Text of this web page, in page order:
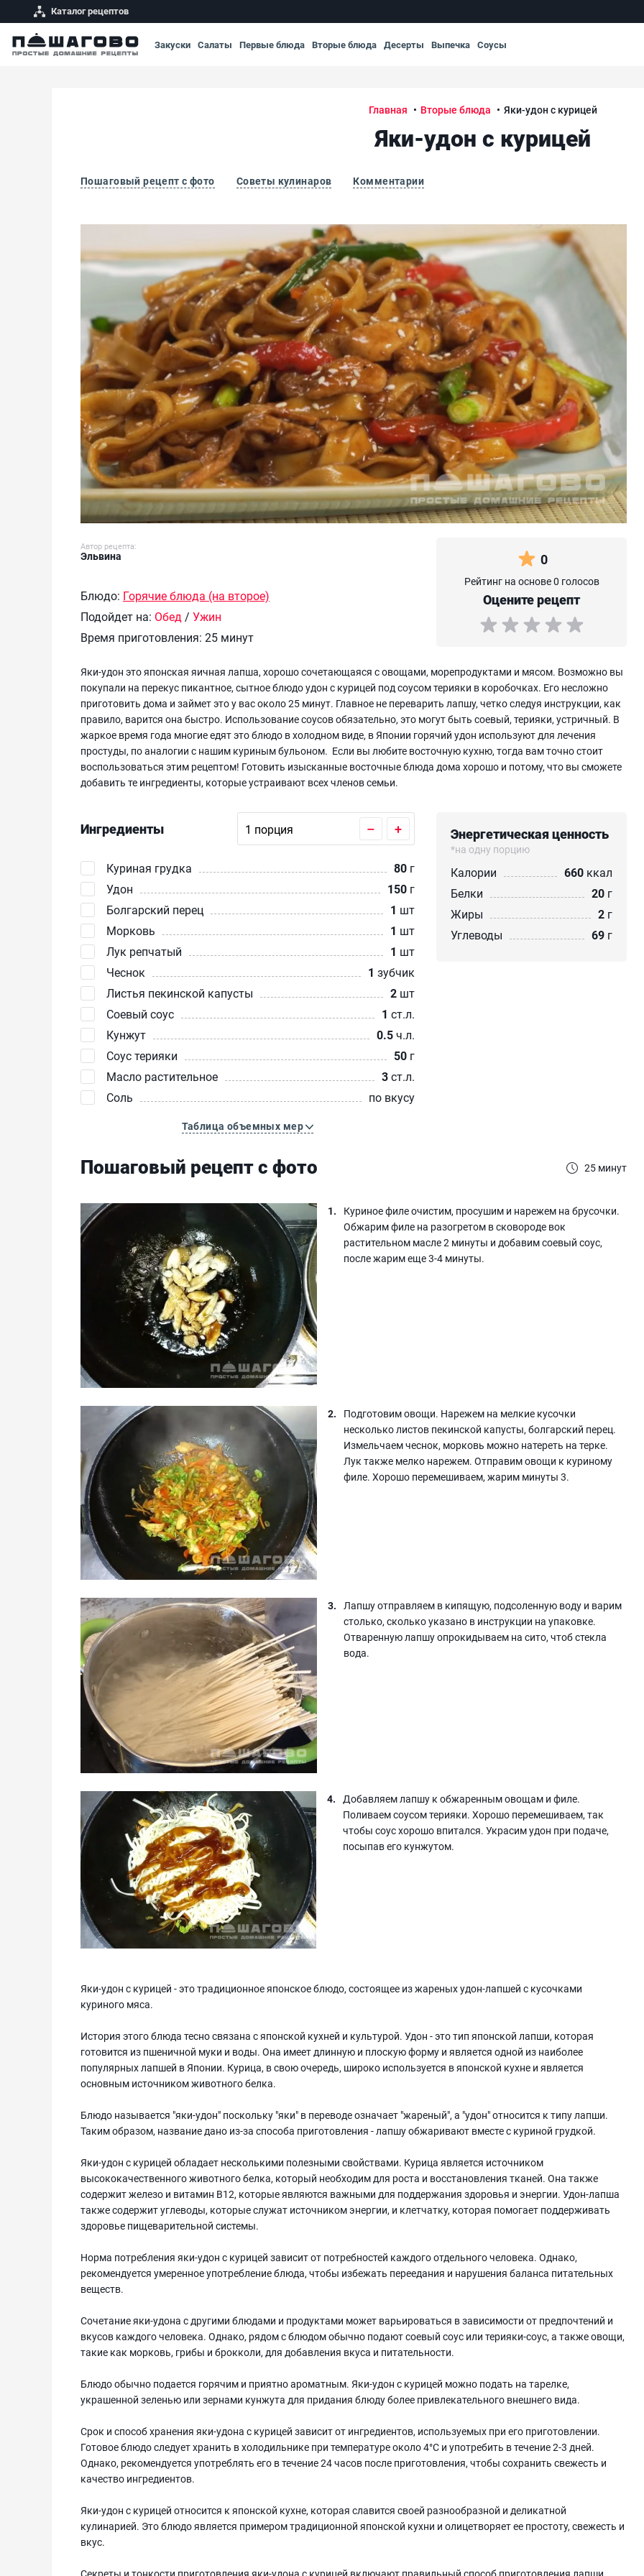
Каталог рецептов
Закуски Салаты Первые блюда Вторые блюда Десерты Выпечка Соусы
Главная Вторые блюда Яки-удон с курицей
Яки-удон с курицей
Пошаговый рецепт с фото Советы кулинаров Комментарии
Автор рецепта:
Эльвина
Блюдо: Горячие блюда (на второе)
Подойдет на: Обед / Ужин
Время приготовления: 25 минут
0
Рейтинг на основе 0 голосов
Оцените рецепт
Яки-удон это японская яичная лапша, хорошо сочетающаяся с овощами, морепродуктами и мясом. Возможно вы
покупали на перекус пикантное, сытное блюдо удон с курицей под соусом терияки в коробочках. Его несложно
приготовить дома и займет это у вас около 25 минут. Главное не переварить лапшу, четко следуя инструкции, как
правило, варится она быстро. Использование соусов обязательно, это могут быть соевый, терияки, устричный. В
жаркое время года многие едят это блюдо в холодном виде, в Японии горячий удон используют для лечения
простуды, по аналогии с нашим куриным бульоном. Если вы любите восточную кухню, тогда вам точно стоит
воспользоваться этим рецептом! Готовить изысканные восточные блюда дома хорошо и потому, что вы сможете
добавить те ингредиенты, которые устраивают всех членов семьи.
Ингредиенты – +
Куриная грудка 80 г
Удон
150 г
Болгарский перец
1 шт
Морковь
1 шт
Лук репчатый
1 шт
Чеснок
1 зубчик
Листья пекинской капусты
2 шт
Соевый соус
1 ст.л.
Кунжут
0.5ч.л.
Соус терияки
50 г
Масло растительное
3ст.л.
Соль
по вкусу
Таблица объемных мер
Энергетическая ценность
*на одну порцию
Калории 660 ккал
Белки
20 г
Жиры
2 г
Углеводы
69 г
Пошаговый рецепт с фото 25 минут
Куриное филе очистим, просушим и нарежем на брусочки.
Обжарим филе на разогретом в сковороде вок
растительном масле 2 минуты и добавим соевый соус,
после жарим еще 3-4 минуты.
Подготовим овощи. Нарежем на мелкие кусочки
несколько листов пекинской капусты, болгарский перец.
Измельчаем чеснок, морковь можно натереть на терке.
Лук также мелко нарежем. Отправим овощи к куриному
филе. Хорошо перемешиваем, жарим минуты 3.
Лапшу отправляем в кипящую, подсоленную воду и варим
столько, сколько указано в инструкции на упаковке.
Отваренную лапшу опрокидываем на сито, чтоб стекла
вода.
Добавляем лапшу к обжаренным овощам и филе.
Поливаем соусом терияки. Хорошо перемешиваем, так
чтобы соус хорошо впитался. Украсим удон при подаче,
посыпав его кунжутом.
Яки-удон с курицей - это традиционное японское блюдо, состоящее из жареных удон-лапшей с кусочками
куриного мяса.
История этого блюда тесно связана с японской кухней и культурой. Удон - это тип японской лапши, которая
готовится из пшеничной муки и воды. Она имеет длинную и плоскую форму и является одной из наиболее
популярных лапшей в Японии. Курица, в свою очередь, широко используется в японской кухне и является
основным источником животного белка.
Блюдо называется "яки-удон" поскольку "яки" в переводе означает "жареный", а "удон" относится к типу лапши.
Таким образом, название дано из-за способа приготовления - лапшу обжаривают вместе с куриной грудкой.
Яки-удон с курицей обладает несколькими полезными свойствами. Курица является источником
высококачественного животного белка, который необходим для роста и восстановления тканей. Она также
содержит железо и витамин В12, которые являются важными для поддержания здоровья и энергии. Удон-лапша
также содержит углеводы, которые служат источником энергии, и клетчатку, которая помогает поддерживать
здоровье пищеварительной системы.
Норма потребления яки-удон с курицей зависит от потребностей каждого отдельного человека. Однако,
рекомендуется умеренное употребление блюда, чтобы избежать переедания и нарушения баланса питательных
веществ.
Сочетание яки-удона с другими блюдами и продуктами может варьироваться в зависимости от предпочтений и
вкусов каждого человека. Однако, рядом с блюдом обычно подают соевый соус или терияки-соус, а также овощи,
такие как морковь, грибы и брокколи, для добавления вкуса и питательности.
Блюдо обычно подается горячим и приятно ароматным. Яки-удон с курицей можно подать на тарелке,
украшенной зеленью или зернами кунжута для придания блюду более привлекательного внешнего вида.
Срок и способ хранения яки-удона с курицей зависит от ингредиентов, используемых при его приготовлении.
Готовое блюдо следует хранить в холодильнике при температуре около 4°C и употребить в течение 2-3 дней.
Однако, рекомендуется употреблять его в течение 24 часов после приготовления, чтобы сохранить свежесть и
качество ингредиентов.
Яки-удон с курицей относится к японской кухне, которая славится своей разнообразной и деликатной
кулинарией. Это блюдо является примером традиционной японской кухни и олицетворяет ее простоту, свежесть и
вкус.